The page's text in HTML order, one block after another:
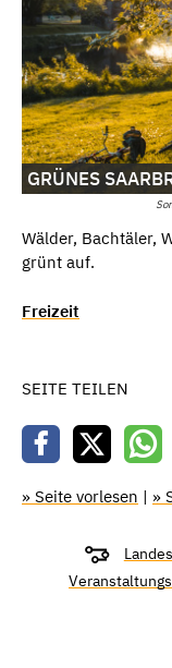
GRÜNES
Wälder, Bachtäler,
grünt auf.
Freizeit
SEITE TEILEN
» Seite vorlesen | »